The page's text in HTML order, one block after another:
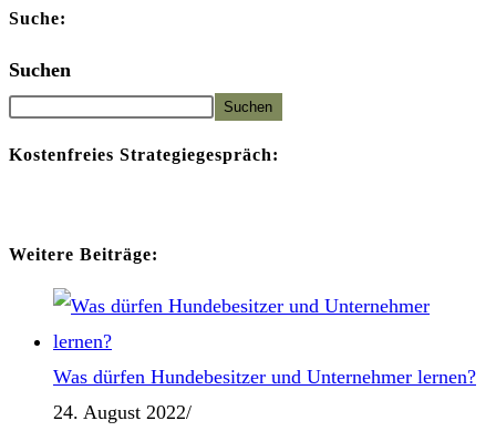
Suche:
Suchen
Suchen
Kostenfreies Strategiegespräch:
Weitere Beiträge:
Was dürfen Hundebesitzer und Unternehmer lernen?
24. August 2022/